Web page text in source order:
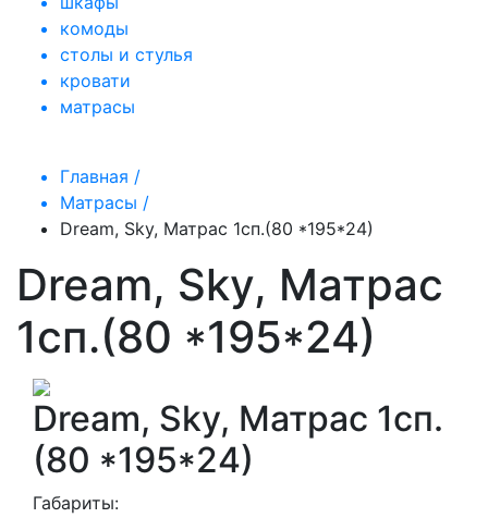
комоды
столы и стулья
кровати
матрасы
Главная /
Матрасы /
Dream, Sky, Матрас 1сп.(80 *195*24)
Dream, Sky, Матрас
1сп.(80 *195*24)
Dream, Sky, Матрас 1сп.
(80 *195*24)
Габариты: